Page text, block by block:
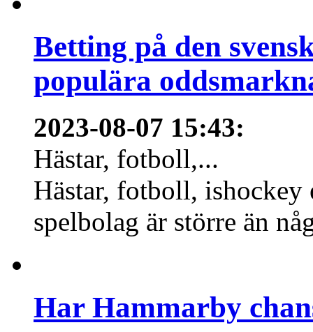
Betting på den
populära
2023-08-07 15:43:
Hästar, fotboll,...
Hästar, fotboll,
spelbolag är större än
Har Hammarby